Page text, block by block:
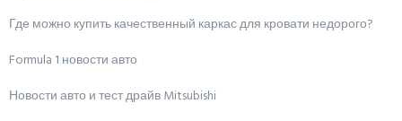
Где можно купить качественный каркас для кровати недорого?
Formula 1 новости авто
Новости авто и тест драйв Mitsubishi